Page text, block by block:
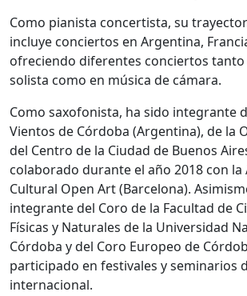
Como pianista concertista, su
incluye conciertos en Argentina,
ofreciendo diferentes conciertos tanto
solista como en música de cámara.
Como saxofonista, ha sido integrante
Vientos de Córdoba (Argentina), de la
del Centro de la Ciudad de Buenos
colaborado durante el año 2018 con la
Cultural Open Art (Barcelona).
integrante del Coro de la Facultad de
Físicas y Naturales de la Universidad
Córdoba y del Coro Europeo de
participado en festivales y seminarios
internacional.